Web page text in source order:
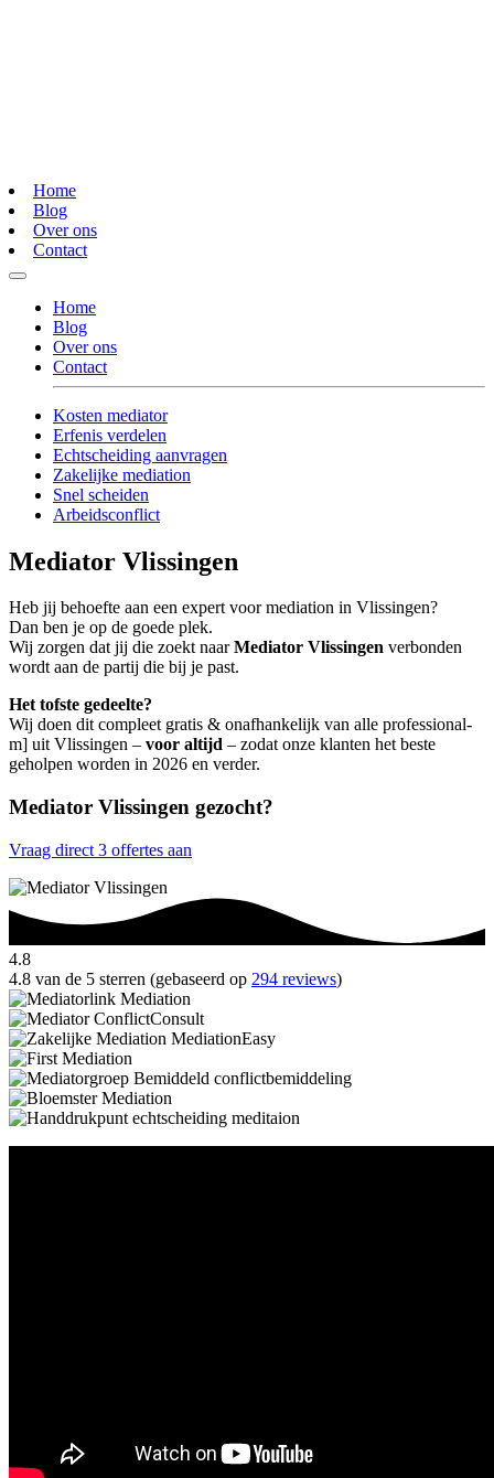
Home
Blog
Over ons
Contact
Home
Blog
Over ons
Contact
Kosten mediator
Erfenis verdelen
Echtscheiding aanvragen
Zakelijke mediation
Snel scheiden
Arbeidsconflict
Mediator Vlissingen
Heb jij behoefte aan een expert voor mediation in Vlissingen?
Dan ben je op de goede plek.
Wij zorgen dat jij die zoekt naarMediator Vlissingen verbonden
wordt aan de partij die bij je past.
Het tofste gedeelte?
Wij doen dit compleet gratis & onafhankelijk van alle professional-
m] uit Vlissingen – voor altijd – zodat onze klanten het beste
geholpen worden in 2026 en verder.
Mediator Vlissingen gezocht?
Vraag direct 3 offertes aan
4.8
4.8 van de 5 sterren (gebaseerd op 294 reviews)